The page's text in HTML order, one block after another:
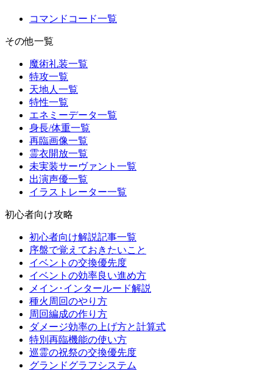
コマンドコード一覧
その他一覧
魔術礼装一覧
特攻一覧
天地人一覧
特性一覧
エネミーデータ一覧
身長/体重一覧
再臨画像一覧
霊衣開放一覧
未実装サーヴァント一覧
出演声優一覧
イラストレーター一覧
初心者向け攻略
初心者向け解説記事一覧
序盤で覚えておきたいこと
イベントの交換優先度
イベントの効率良い進め方
メイン･インタールード解説
種火周回のやり方
周回編成の作り方
ダメージ効率の上げ方と計算式
特別再臨機能の使い方
巡霊の祝祭の交換優先度
グランドグラフシステム